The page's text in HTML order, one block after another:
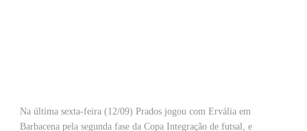
Na última sexta-feira (12/09) Prados jogou com Ervália em
Barbacena pela segunda fase da Copa Integração de futsal, e